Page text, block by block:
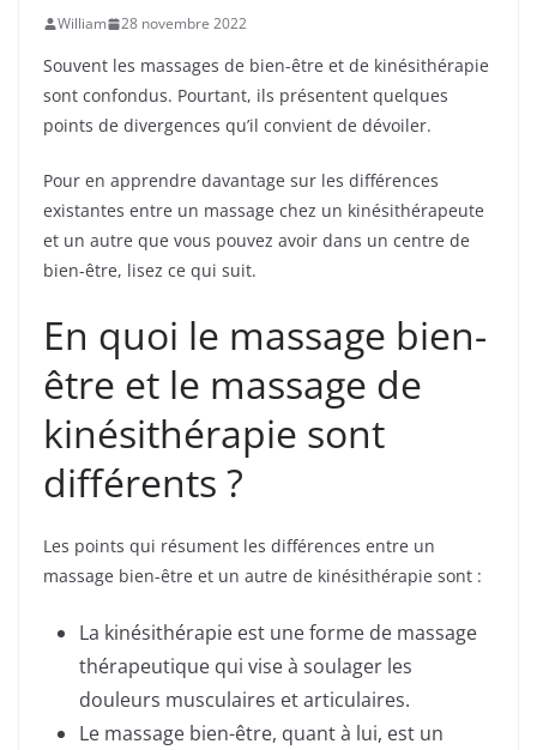
William 28 novembre 2022
Souvent les massages de bien-être et de kinésithérapie
sont confondus. Pourtant, ils présentent quelques
points de divergences qu’il convient de dévoiler.
Pour en apprendre davantage sur les différences
existantes entre un massage chez un kinésithérapeute
et un autre que vous pouvez avoir dans un centre de
bien-être, lisez ce qui suit.
En quoi le massage bien-
être et le massage de
kinésithérapie sont
différents ?
Les points qui résument les différences entre un
massage bien-être et un autre de kinésithérapie sont :
La kinésithérapie est une forme de massage
thérapeutique qui vise à soulager les
douleurs musculaires et articulaires.
Le massage bien-être, quant à lui, est un